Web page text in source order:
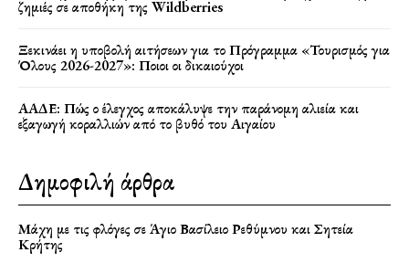
ζημιές σε αποθήκη της Wildberries
Ξεκινάει η υποβολή αιτήσεων για το Πρόγραμμα «Τουρισμός για
Όλους 2026-2027»: Ποιοι οι δικαιούχοι
ΑΑΔΕ: Πώς ο έλεγχος αποκάλυψε την παράνομη αλιεία και
εξαγωγή κοραλλιών από το βυθό του Αιγαίου
Δημοφιλή άρθρα
Μάχη με τις φλόγες σε Άγιο Βασίλειο Ρεθύμνου και Σητεία
Κρήτης